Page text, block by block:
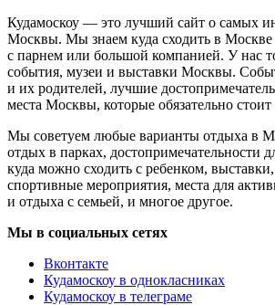
Кудамоскоу — это лучший сайт о самых
Москвы. Мы знаем куда сходить в Москве
с парнем или большой компанией. У нас
события, музеи и выставки Москвы.
и их родителей, лучшие
места Москвы, которые обязательно стоит
Мы советуем любые варианты отдыха в
отдых в парках, достопримечательности
куда можно сходить с ребенком,
спортивные мероприятия, места для
и отдыха с семьей, и многое другое.
Мы в социальных сетях
Вконтакте
Кудамоскоу в однокласниках
Кудамоскоу в телеграме